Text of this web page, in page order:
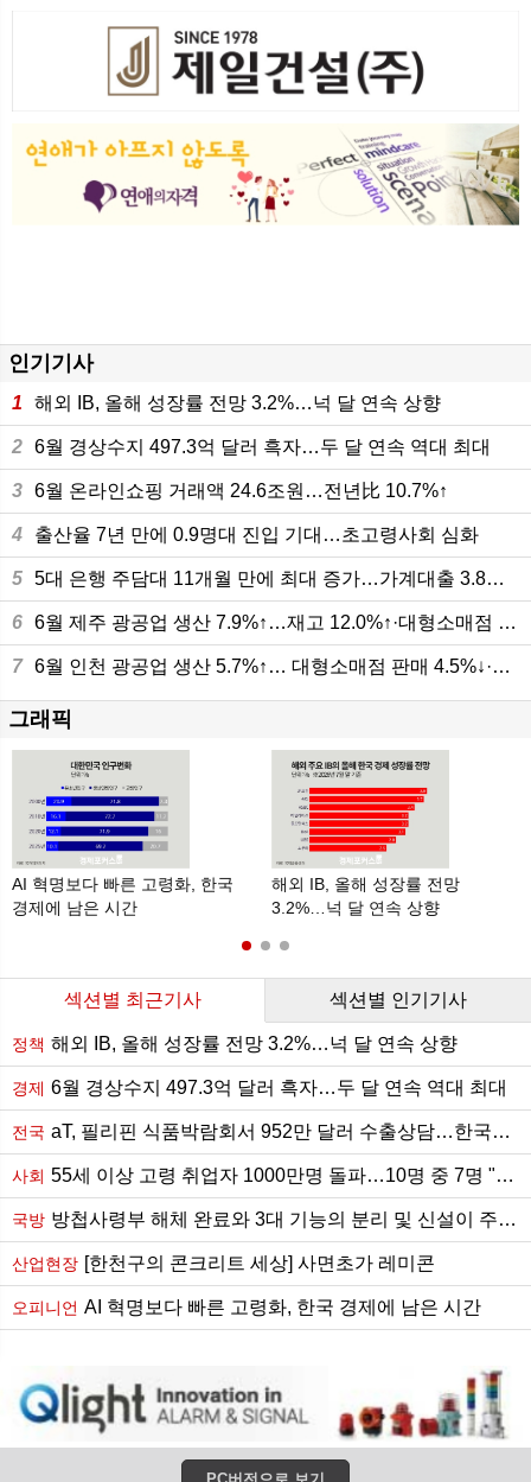
인기기사
1 해외 IB, 올해 성장률 전망 3.2%…넉 달 연속 상향
2 6월 경상수지 497.3억 달러 흑자…두 달 연속 역대 최대
3 6월 온라인쇼핑 거래액 24.6조원…전년比 10.7%↑
4 출산율 7년 만에 0.9명대 진입 기대…초고령사회 심화
5 5대 은행 주담대 11개월 만에 최대 증가…가계대출 3.8조원 늘어
6 6월 제주 광공업 생산 7.9%↑…재고 12.0%↑·대형소매점 판매 10.8%
7 6월 인천 광공업 생산 5.7%↑… 대형소매점 판매 4.5%↓·건설수주 4.6%↑
그래픽
AI 혁명보다 빠른 고령화, 한국
경제에 남은 시간
해외 IB, 올해 성장률 전망
3.2%…넉 달 연속 상향
섹션별 최근기사 섹션별 인기기사
정책 해외 IB, 올해 성장률 전망 3.2%…넉 달 연속 상향
경제 6월 경상수지 497.3억 달러 흑자…두 달 연속 역대 최대
전국 aT, 필리핀 식품박람회서 952만 달러 수출상담…한국산 포도 18년 만에 수출길
사회 55세 이상 고령 취업자 1000만명 돌파…10명 중 7명 "계속 일 원해"
국방 방첩사령부 해체 완료와 3대 기능의 분리 및 신설이 주는 함의
산업현장 [한천구의 콘크리트 세상] 사면초가 레미콘
오피니언 AI 혁명보다 빠른 고령화, 한국 경제에 남은 시간